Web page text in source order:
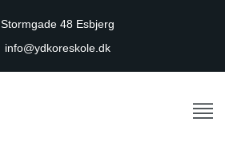
Stormgade 48 Esbjerg
info@ydkoreskole.dk